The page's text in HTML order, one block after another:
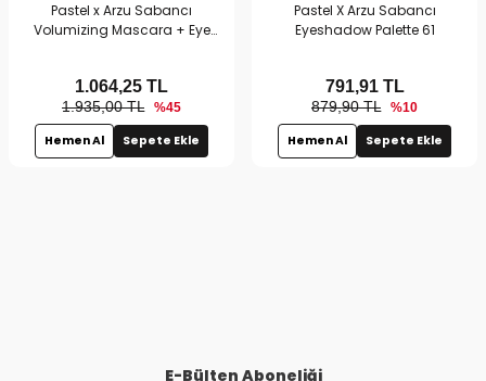
Pastel x Arzu Sabancı
Volumizing Mascara + Eye
1.935,00 TL %45
1.064,25 TL
Hemen Al Sepete Ekle
Pastel X Arzu Sabancı
Eyeshadow Palette 61
879,90 TL %10
791,91TL
Hemen Al Sepete Ekle
E-Bülten Aboneliği